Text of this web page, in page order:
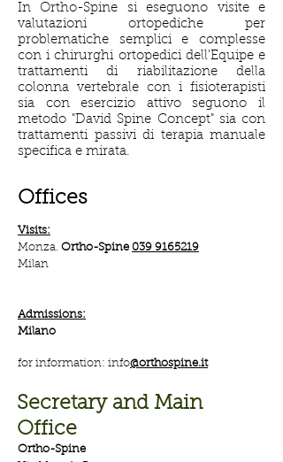
In Ortho-Spine si eseguono visite e
valutazioni ortopediche per
problematiche semplici e complesse
con i chirurghi ortopedici dell'Equipe e
trattamenti di riabilitazione della
colonna vertebrale con i fisioterapisti
sia con esercizio attivo seguono il
metodo "David Spine Concept" sia con
trattamenti passivi di terapia manuale
specifica e mirata.
Offices
Visits:
Monza. Ortho-Spine 039 9165219
Milan
Admissions:
Milano
for information: info@orthospine.it
Secretary and Main
Office
Ortho-Spine